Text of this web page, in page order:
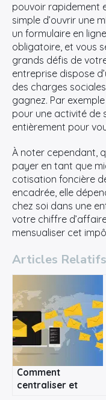
pouvoir rapidement
simple d’ouvrir une
un formulaire en
obligatoire, et vous
grands défis de
entreprise dispose
des charges
gagnez. Par
pour une activité de
entièrement pour
À noter cependant,
payer en tant que
cotisation foncière
encadrée, elle
chez soi dans une
votre chiffre
mensualiser cet
Articles
Comment
centraliser et